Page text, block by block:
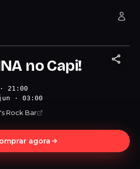
no Capi!
21:00
· 03:00
Rock Bar
agora